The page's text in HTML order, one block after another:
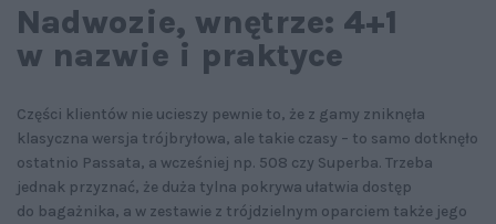
Nadwozie, wnętrze: 4+1
w nazwie i praktyce
Części klientów nie ucieszy pewnie to, że z gamy zniknęła
klasyczna wersja trójbryłowa, ale takie czasy – to samo dotknęło
ostatnio Passata, a wcześniej np. 508 czy Superba. Trzeba
jednak przyznać, że duża tylna pokrywa ułatwia dostęp
do bagażnika, a w zestawie z trójdzielnym oparciem także jego